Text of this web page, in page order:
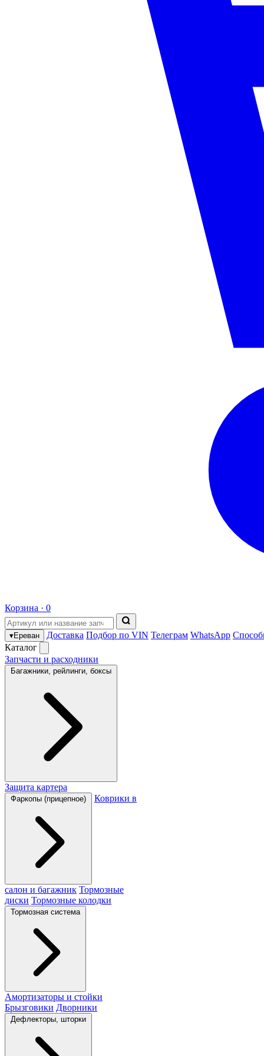
Корзина · 0
▾Ереван Доставка Подбор по VIN Телеграм WhatsApp
Каталог
Запчасти и расходники
Багажники, рейлинги, боксы
Защита картера
Фаркопы (прицепное) Коврики в
салон и багажник Тормозные
диски Тормозные колодки
Тормозная система
Амортизаторы и стойки
Брызговики Дворники
Дефлекторы, шторки